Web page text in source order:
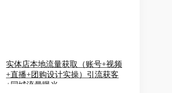
实体店本地流量获取（账号+视频
+直播+团购设计实操）引流获客
+同城流量曝光